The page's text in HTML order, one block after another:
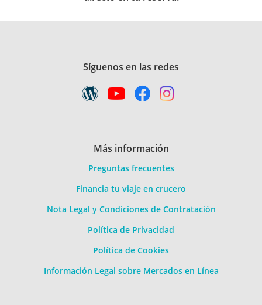
Síguenos en las redes
Más información
Preguntas frecuentes
Financia tu viaje en crucero
Nota Legal y Condiciones de Contratación
Política de Privacidad
Política de Cookies
Información Legal sobre Mercados en Línea